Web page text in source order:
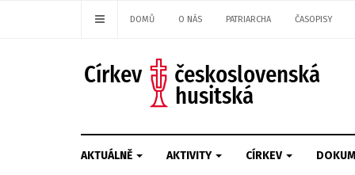
DOMŮ O NÁS PATRIARCHA ČASOPISY
AKTUÁLNĚ AKTIVITY CÍRKEV